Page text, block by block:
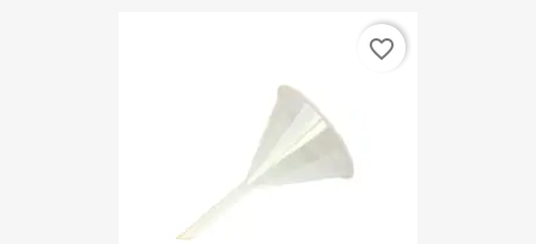
favorite_border